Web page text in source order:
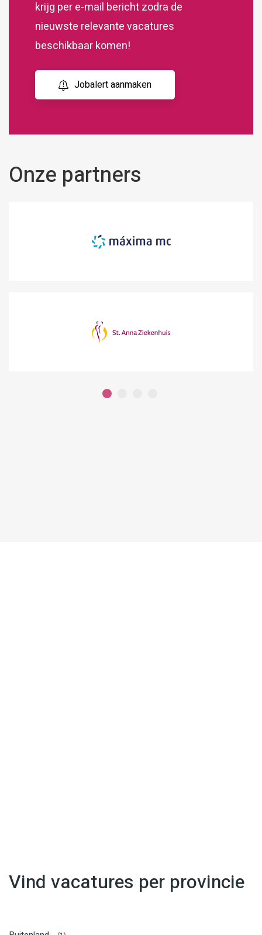
krijg per e-mail bericht zodra de
nieuwste relevante vacatures
beschikbaar komen!
Jobalert aanmaken
Onze partners
Vind vacatures per provincie